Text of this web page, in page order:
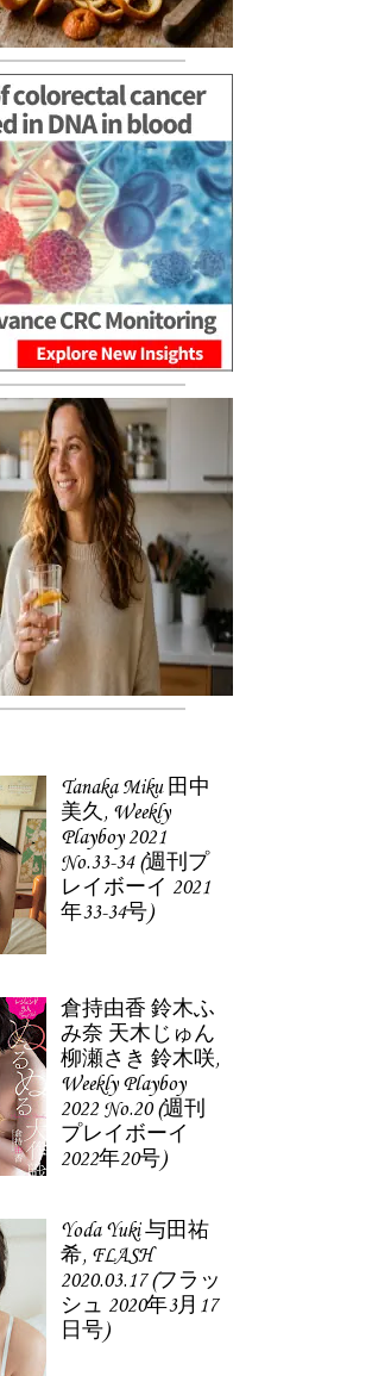
Tanaka Miku 田中
美久, Weekly
Playboy 2021
No.33-34 (週刊プ
レイボーイ 2021
年33-34号)
倉持由香 鈴木ふ
み奈 天木じゅん
柳瀬さき 鈴木咲,
Weekly Playboy
2022 No.20 (週刊
プレイボーイ
2022年20号)
Yoda Yuki 与田祐
希, FLASH
2020.03.17 (フラッ
シュ 2020年3月17
日号)